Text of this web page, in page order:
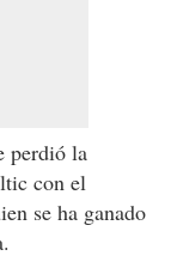
perdió la
con el
se ha ganado